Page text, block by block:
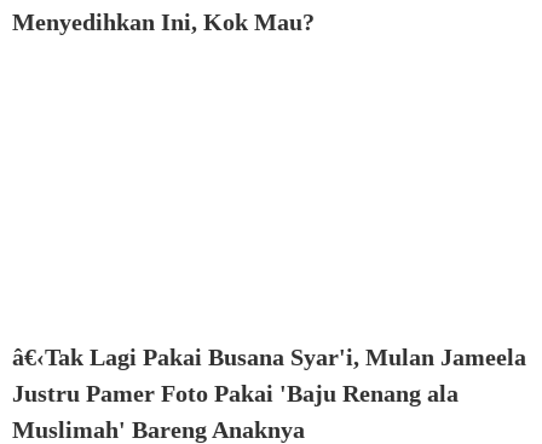
Menyedihkan Ini, Kok Mau?
â€‹Tak Lagi Pakai Busana Syar'i, Mulan Jameela
Justru Pamer Foto Pakai 'Baju Renang ala
Muslimah' Bareng Anaknya